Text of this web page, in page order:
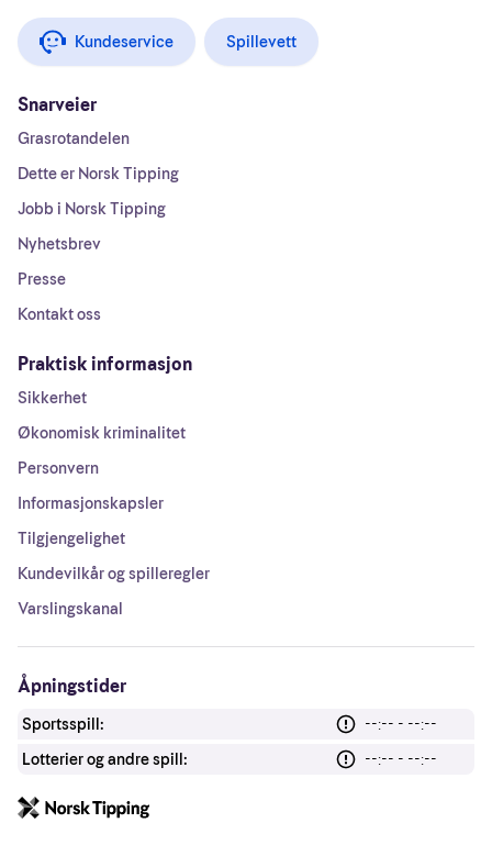
Kundeservice Spillevett
Snarveier
Grasrotandelen
Dette er Norsk Tipping
Jobb i Norsk Tipping
Nyhetsbrev
Presse
Kontakt oss
Praktisk informasjon
Sikkerhet
Økonomisk kriminalitet
Personvern
Informasjonskapsler
Tilgjengelighet
Kundevilkår og spilleregler
Varslingskanal
Åpningstider
Sportsspill:
--:-- - --:--
Lotterier og andre spill:
--:-- - --:--